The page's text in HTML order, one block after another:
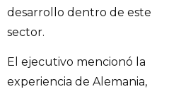
desarrollo dentro de este
sector.
El ejecutivo mencionó la
experiencia de Alemania,